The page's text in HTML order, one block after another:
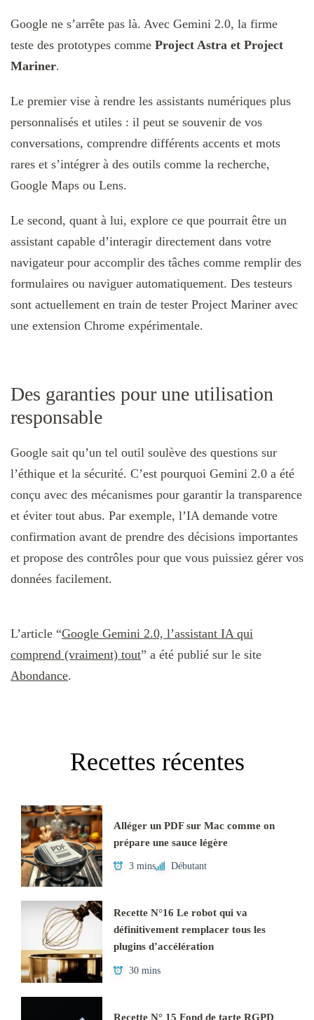
Google ne s’arrête pas là. Avec Gemini 2.0, la firme
teste des prototypes comme Project Astra et Project
Mariner.
Le premier vise à rendre les assistants numériques plus
personnalisés et utiles : il peut se souvenir de vos
conversations, comprendre différents accents et mots
rares et s’intégrer à des outils comme la recherche,
Google Maps ou Lens.
Le second, quant à lui, explore ce que pourrait être un
assistant capable d’interagir directement dans votre
navigateur pour accomplir des tâches comme remplir des
formulaires ou naviguer automatiquement. Des testeurs
sont actuellement en train de tester Project Mariner avec
une extension Chrome expérimentale.
Des garanties pour une utilisation
responsable
Google sait qu’un tel outil soulève des questions sur
l’éthique et la sécurité. C’est pourquoi Gemini 2.0 a été
conçu avec des mécanismes pour garantir la transparence
et éviter tout abus. Par exemple, l’IA demande votre
confirmation avant de prendre des décisions importantes
et propose des contrôles pour que vous puissiez gérer vos
données facilement.
L’article “Google Gemini 2.0, l’assistant IA qui
comprend (vraiment) tout” a été publié sur le site
Abondance.
Recettes récentes
Alléger un PDF sur Mac comme on
prépare une sauce légère
3 mins Débutant
Recette N°16 Le robot qui va
définitivement remplacer tous les
plugins d’accélération
30 mins
Recette N° 15 Fond de tarte RGPD